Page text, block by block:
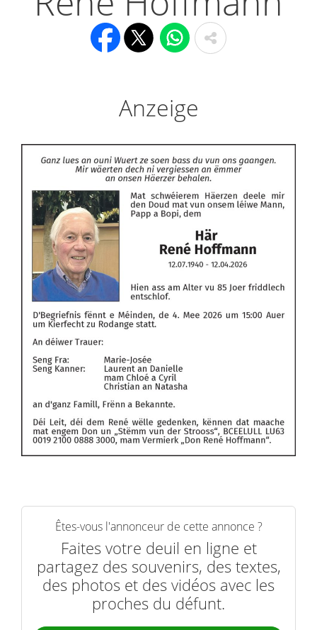
Anzeige
Êtes-vous l'annonceur de cette annonce ?
Faites votre deuil en ligne et
partagez des souvenirs, des textes,
des photos et des vidéos avec les
proches du défunt.